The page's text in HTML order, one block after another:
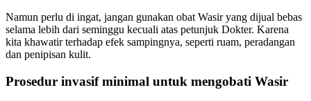
Namun perlu di ingat, jangan gunakan obat Wasir yang dijual bebas
selama lebih dari seminggu kecuali atas petunjuk Dokter. Karena
kita khawatir terhadap efek sampingnya, seperti ruam, peradangan
dan penipisan kulit.
Prosedur invasif minimal untuk mengobati Wasir